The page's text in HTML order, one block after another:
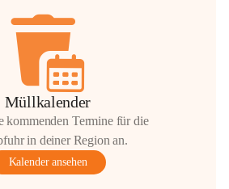
Müllkalender
kommenden Termine für die
in deiner Region an.
Kalender ansehen